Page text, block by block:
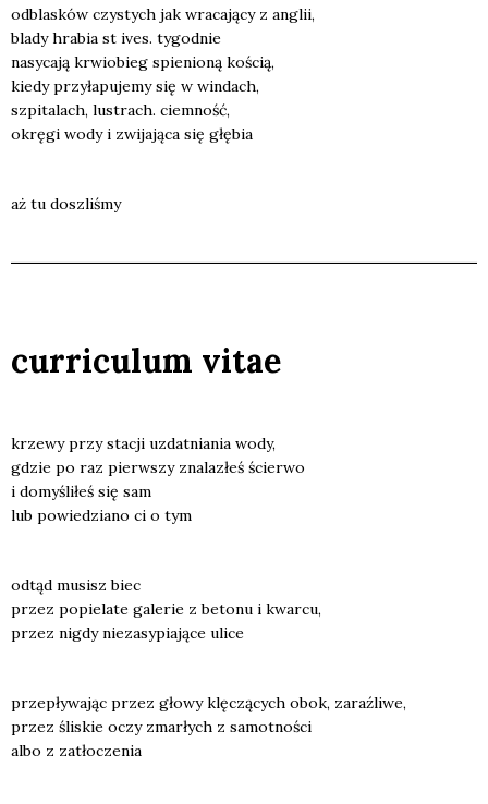
odbla­sków czy­stych jak wra­ca­ją­cy z anglii,
bla­dy hra­bia st ives. tygo­dnie
nasy­ca­ją krwio­bieg spie­nio­ną kością,
kie­dy przy­ła­pu­je­my się w win­dach,
szpi­ta­lach, lustrach. ciem­ność,
okrę­gi wody i zwi­ja­ją­ca się głę­bia
aż tu doszli­śmy
curriculum vitae
krze­wy przy sta­cji uzdat­nia­nia wody,
gdzie po raz pierw­szy zna­la­złeś ścier­wo
i domy­śli­łeś się sam
lub powie­dzia­no ci o tym
odtąd musisz biec
przez popie­la­te gale­rie z beto­nu i kwar­cu,
przez nigdy nie­za­sy­pia­ją­ce uli­ce
prze­pły­wa­jąc przez gło­wy klę­czą­cych obok, zaraź­li­we,
przez śli­skie oczy zmar­łych z samot­no­ści
albo z zatło­cze­nia